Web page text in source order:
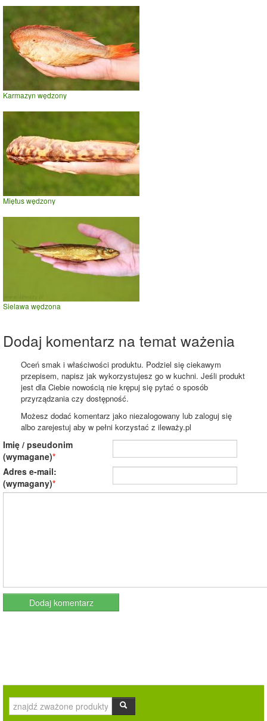
Karmazyn wędzony
Miętus wędzony
Sielawa wędzona
Dodaj komentarz na temat ważenia
Oceń smak i właściwości produktu. Podziel się ciekawym
przepisem, napisz jak wykorzystujesz go w kuchni. Jeśli produkt
jest dla Ciebie nowością nie krępuj się pytać o sposób
przyrządzania czy dostępność.
Możesz dodać komentarz jako niezalogowany lub zaloguj się
albo zarejestuj aby w pełni korzystać z ileważy.pl
Imię / pseudonim
(wymagane)
Adres e-mail:
(wymagany)